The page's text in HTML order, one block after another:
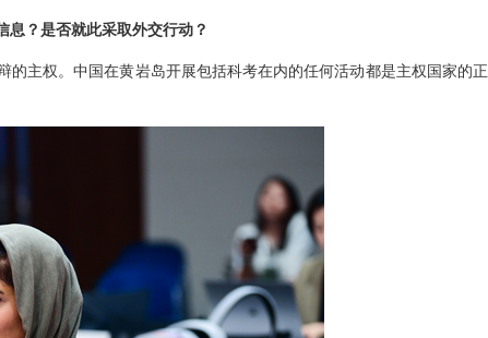
息？是否就此采取外交行动？
主权。中国在黄岩岛开展包括科考在内的任何活动都是主权国家的正